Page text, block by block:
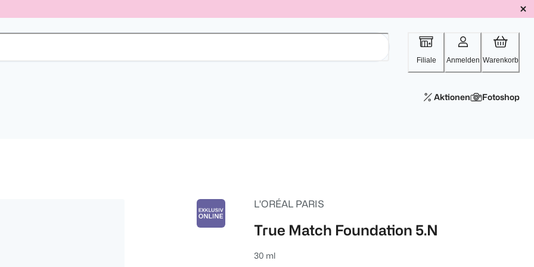
Filiale Anmelden Warenkorb
Aktionen Fotoshop
L'ORÉAL PARIS
True Match Foundation 5.N
30 ml